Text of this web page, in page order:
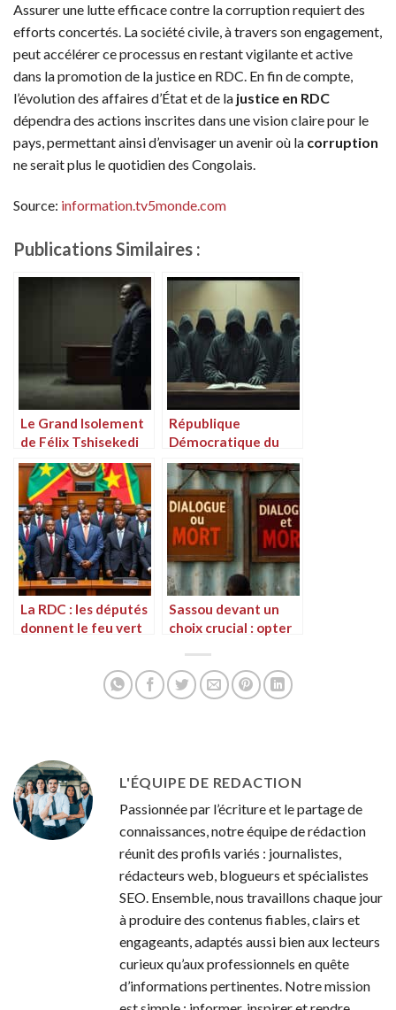
Assurer une lutte efficace contre la corruption requiert des
efforts concertés. La société civile, à travers son engagement,
peut accélérer ce processus en restant vigilante et active
dans la promotion de la justice en RDC. En fin de compte,
l’évolution des affaires d’État et de la justice en RDC
dépendra des actions inscrites dans une vision claire pour le
pays, permettant ainsi d’envisager un avenir où la corruption
ne serait plus le quotidien des Congolais.
Source: information.tv5monde.com
Publications Similaires :
Le Grand Isolement
de Félix Tshisekedi
en République
Démocratique du
Congo
République
Démocratique du
Congo : Des
dirigeants du PPRD,
le parti de Joseph
Kabila, appelés à
comparaître devant
la justice
La RDC : les députés
donnent le feu vert
Sassou devant un
choix crucial : opter
dialogue et la mort
L'ÉQUIPE DE REDACTION
Passionnée par l’écriture et le partage de
connaissances, notre équipe de rédaction
réunit des profils variés : journalistes,
rédacteurs web, blogueurs et spécialistes
SEO. Ensemble, nous travaillons chaque jour
à produire des contenus fiables, clairs et
engageants, adaptés aussi bien aux lecteurs
curieux qu’aux professionnels en quête
d’informations pertinentes. Notre mission